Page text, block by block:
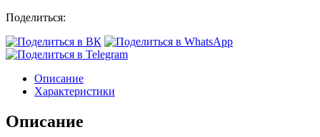
Поделиться:
Описание
Характеристики
Описание